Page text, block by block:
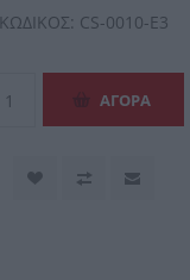
ΚΩΔΙΚΟΣ: CS-0010-E3